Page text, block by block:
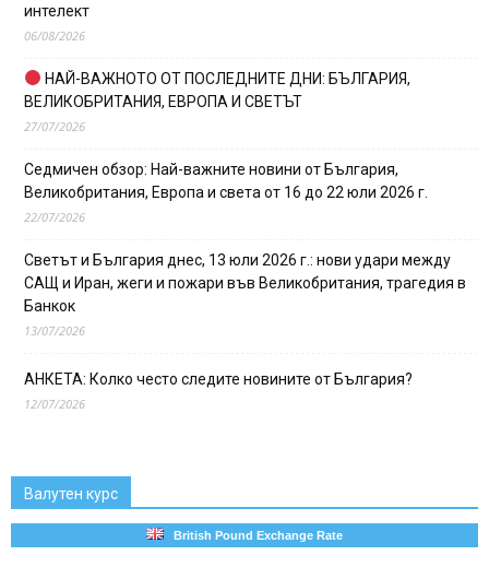
интелект
06/08/2026
НАЙ-ВАЖНОТО ОТ ПОСЛЕДНИТЕ ДНИ: БЪЛГАРИЯ,
ВЕЛИКОБРИТАНИЯ, ЕВРОПА И СВЕТЪТ
27/07/2026
Седмичен обзор: Най-важните новини от България,
Великобритания, Европа и света от 16 до 22 юли 2026 г.
22/07/2026
Светът и България днес, 13 юли 2026 г.: нови удари между
САЩ и Иран, жеги и пожари във Великобритания, трагедия в
Банкок
13/07/2026
АНКЕТА: Колко често следите новините от България?
12/07/2026
Валутен курс
British Pound Exchange Rate